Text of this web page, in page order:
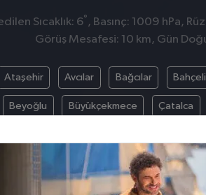
Sıcaklık: 6° , Basınç: 1009 hPa,
Görüş Mesafesi: 10 km, Gün
Ataşehir Avcılar Bağcılar
Beyoğlu Büyükçekmece Çatalca
Şişli Sultanbeyli Sultangazi